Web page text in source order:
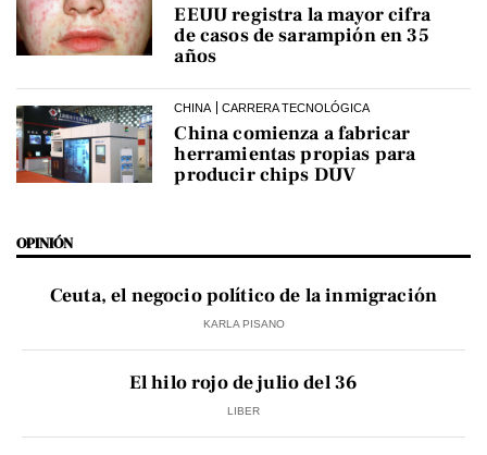
EEUU registra la mayor cifra
de casos de sarampión en 35
años
CHINA CARRERA TECNOLÓGICA
China comienza a fabricar
herramientas propias para
producir chips DUV
OPINIÓN
Ceuta, el negocio político de la inmigración
KARLA PISANO
El hilo rojo de julio del 36
LIBER